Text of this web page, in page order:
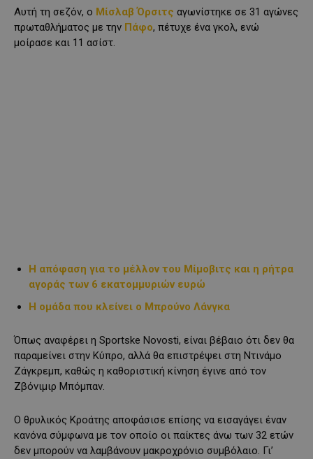
Αυτή τη σεζόν, ο Μίσλαβ Όρσιτς αγωνίστηκε σε 31 αγώνες
πρωταθλήματος με την Πάφο, πέτυχε ένα γκολ, ενώ
μοίρασε και 11 ασίστ.
H απόφαση για το μέλλον του Μίμοβιτς και η ρήτρα
αγοράς των 6 εκατομμυριών ευρώ
Η ομάδα που κλείνει ο Μπρούνο Λάνγκα
Όπως αναφέρει η Sportske Novosti, είναι βέβαιο ότι δεν θα
παραμείνει στην Κύπρο, αλλά θα επιστρέψει στη Ντινάμο
Ζάγκρεμπ, καθώς η καθοριστική κίνηση έγινε από τον
Ζβόνιμιρ Μπόμπαν.
Ο θρυλικός Κροάτης αποφάσισε επίσης να εισαγάγει έναν
κανόνα σύμφωνα με τον οποίο οι παίκτες άνω των 32 ετών
δεν μπορούν να λαμβάνουν μακροχρόνιο συμβόλαιο. Γι’